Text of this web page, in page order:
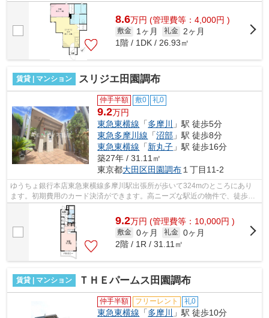
で行動範囲が広がります。通風良好なア...
8.6万円 (管理費等：4,000円 )
敷金 1ヶ月 礼金
2ヶ月
1階 / 1DK / 26.93㎡
賃貸 | マンション スリジエ田園調布
仲手半額 敷0 礼0
9.2万円
東急東横線 「多摩川
」駅 徒歩5分
東急多摩川線 「沼部 」駅 徒歩8分
東急東横線 「新丸子 」駅 徒歩16分
築27年 / 31.11㎡
東京都大田区田園調布 １丁目11-2
ゆうちょ銀行本店東急東横線多摩川駅出張所が歩いて324mのところにあり
ます。初期費用のカード決済ができます。高ニーズな駅近の物件で、徒歩5
分で駅に行くことができます。よくお出か...
9.2万円 (管理費等：10,000円 )
敷金 0ヶ月 礼金 0ヶ月
2階 / 1R / 31.11㎡
賃貸 | マンション ＴＨＥパームス田園調布
仲手半額 フリーレント 礼0
東急東横線 「多摩川
」駅 徒歩10分